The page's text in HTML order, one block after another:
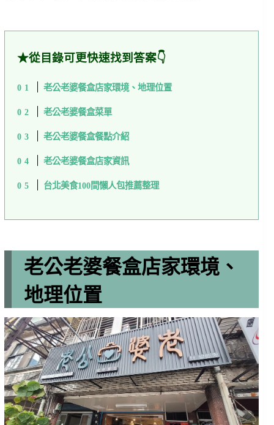
★從目錄可更快速找到答案👇
老公老婆餐盒店家環境、地理位置
老公老婆餐盒菜單
老公老婆餐盒餐點介紹
老公老婆餐盒店家資訊
台北美食100間懶人包推薦整理
老公老婆餐盒店家環境、
地理位置